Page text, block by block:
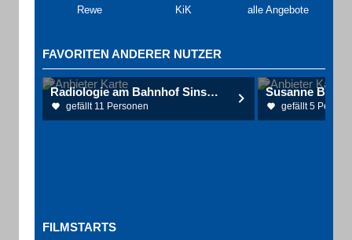
Rewe KiK alle Angebote
FAVORITEN ANDERER NUTZER
Radiologie am Bahnhof Sinsheim Dres. Schneider, Eichhorn, Miltner Radiologen
gefällt 11 Personen gefällt 5
FILMSTARTS